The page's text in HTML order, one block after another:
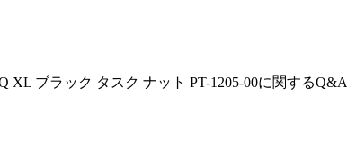
XL ブラック タスク ナット PT-1205-00に関するQ&A